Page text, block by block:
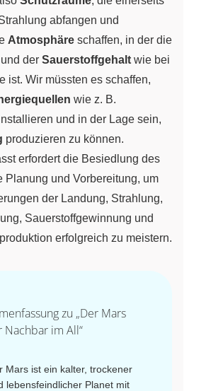
abfangen und
Atmosphäre schaffen, in der die
und der Sauerstoffgehalt wie bei
ist. Wir müssten es schaffen,
wie z. B.
und in der Lage sein,
produzieren zu können.
erfordert die Besiedlung des
Planung und Vorbereitung, um
der Landung, Strahlung,
Sauerstoffgewinnung und
erfolgreich zu meistern.
zu „Der Mars
Nachbar im All“
Mars ist ein kalter, trockener
lebensfeindlicher Planet mit